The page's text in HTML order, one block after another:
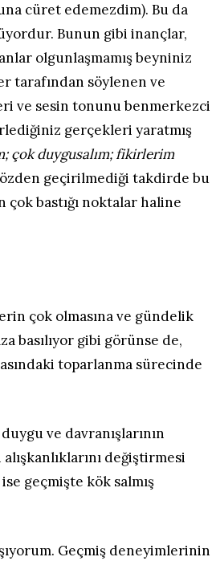
cüret edemezdim). Bu da
Bunun gibi inançlar,
olgunlaşmamış beyniniz
tarafından söylenen ve
ve sesin tonunu benmerkezci
gerçekleri yaratmış
çok duygusalım; fikirlerim
geçirilmediği takdirde bu
çok bastığı noktalar haline
çok olmasına ve gündelik
basılıyor gibi görünse de,
toparlanma sürecinde
ve davranışlarının
değiştirmesi
geçmişte kök salmış
Geçmiş deneyimlerinin